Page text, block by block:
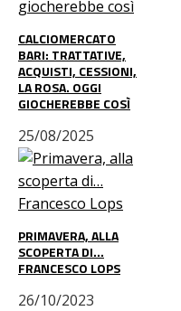
CALCIOMERCATO
BARI: TRATTATIVE,
ACQUISTI, CESSIONI,
LA ROSA. OGGI
GIOCHEREBBE COSÌ
25/08/2025
PRIMAVERA, ALLA
SCOPERTA DI…
FRANCESCO LOPS
26/10/2023